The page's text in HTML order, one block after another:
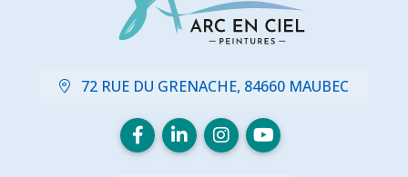
72 RUE DU GRENACHE, 84660 MAUBEC